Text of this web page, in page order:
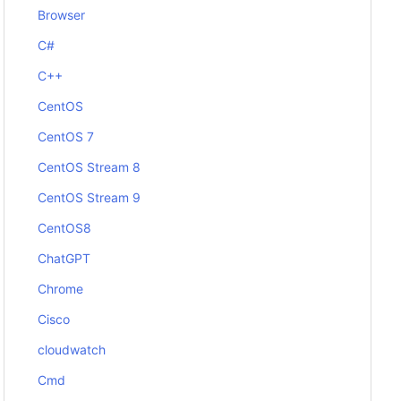
Browser
C#
C++
CentOS
CentOS 7
CentOS Stream 8
CentOS Stream 9
CentOS8
ChatGPT
Chrome
Cisco
cloudwatch
Cmd